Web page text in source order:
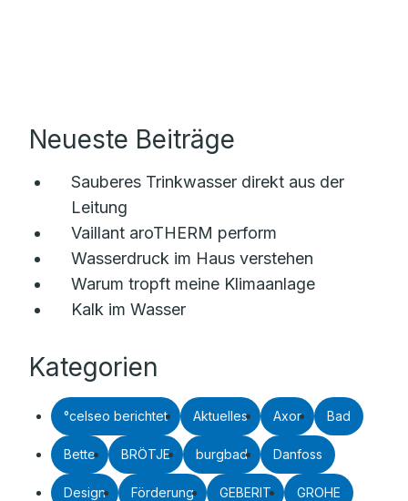
Neueste Beiträge
Sauberes Trinkwasser direkt aus der
Leitung
Vaillant aroTHERM perform
Wasserdruck im Haus verstehen
Warum tropft meine Klimaanlage
Kalk im Wasser
Kategorien
°celseo berichtet Aktuelles Axor Bad
Bette BRÖTJE burgbad Danfoss
Design Förderung GEBERIT GROHE